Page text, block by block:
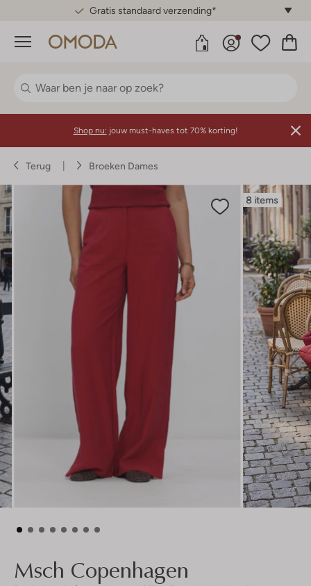
Gratis standaard verzending*
Menu
Shop nu: jouw must-haves tot 70% korting!
Terug Broeken Dames
8 items
Msch Copenhagen